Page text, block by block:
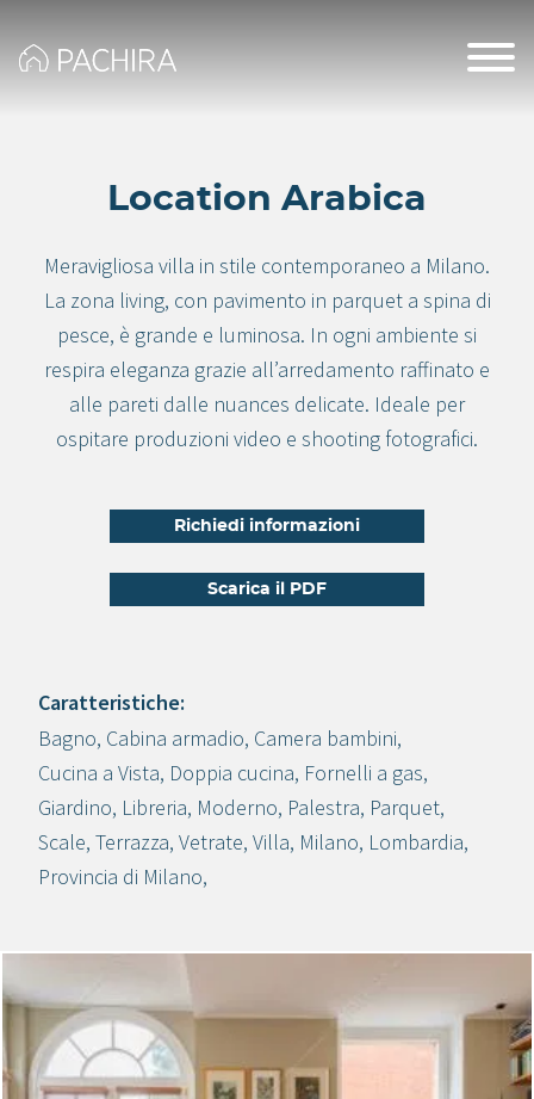
Location Arabica
Meravigliosa villa in stile contemporaneo a Milano.
La zona living, con pavimento in parquet a spina di
pesce, è grande e luminosa. In ogni ambiente si
respira eleganza grazie all’arredamento raffinato e
alle pareti dalle nuances delicate. Ideale per
ospitare produzioni video e shooting fotografici.
Richiedi informazioni
Scarica il PDF
Crea progetto
Caratteristiche:
Bagno, Cabina armadio, Camera bambini,
Cucina a Vista, Doppia cucina, Fornelli a gas,
Giardino, Libreria, Moderno, Palestra, Parquet,
Scale, Terrazza, Vetrate, Villa, Milano, Lombardia,
Provincia di Milano,